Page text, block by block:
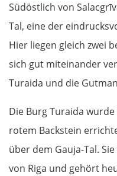
Südöstlich von
Tal, eine der
Hier liegen gleich zwei
sich gut miteinander
Turaida und die
Die Burg Turaida
rotem Backstein
über dem Gauja-Tal.
von Riga und gehört